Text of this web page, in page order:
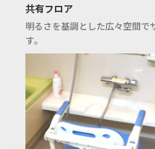
共有フロア
明るさを基調とした広々空間で
す。